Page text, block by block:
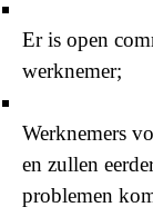
Er is open
werknemer;
Werknemers
en zullen
problemen